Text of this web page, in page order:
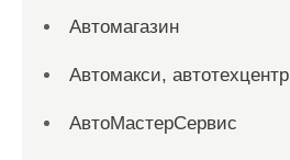
Автомагазин
Автомакси, автотехцентр
АвтоМастерСервис